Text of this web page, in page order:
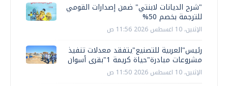
"شرح الديانات لابنتي" ضمن إصدارات القومي
للترجمة بخصم 50%
الإثنين، 10 اغسطس 2026 11:56 ص
رئيس"العربية للتصنيع"يتفقد معدلات تنفيذ
مشروعات مبادرة"حياة كريمة 1"بقرى أسوان
الإثنين، 10 اغسطس 2026 11:50 ص